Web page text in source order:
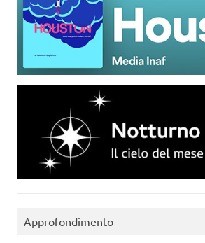
Approfondimento